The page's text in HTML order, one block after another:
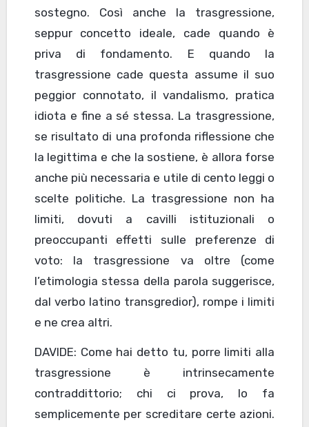
sostegno. Così anche la trasgressione,
seppur concetto ideale, cade quando è
priva di fondamento. E quando la
trasgressione cade questa assume il suo
peggior connotato, il vandalismo, pratica
idiota e fine a sé stessa. La trasgressione,
se risultato di una profonda riflessione che
la legittima e che la sostiene, è allora forse
anche più necessaria e utile di cento leggi o
scelte politiche. La trasgressione non ha
limiti, dovuti a cavilli istituzionali o
preoccupanti effetti sulle preferenze di
voto: la trasgressione va oltre (come
l’etimologia stessa della parola suggerisce,
dal verbo latino transgredior), rompe i limiti
e ne crea altri.
DAVIDE: Come hai detto tu, porre limiti alla
trasgressione è intrinsecamente
contraddittorio; chi ci prova, lo fa
semplicemente per screditare certe azioni.